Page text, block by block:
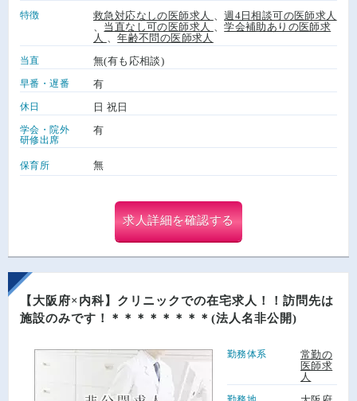
特徴 救急対応なしの医師求人 、週4日相談可の医師求人
当直なし可の医師求人 、学会補助ありの医師求
人
、年齢不問の医師求人
当直 無(有も応相談)
早番・遅番 有
休日 日 祝日
学会・院外
研修出席
有
保育所 無
求人詳細を確認する
【大阪府×内科】クリニックでの在宅求人！！訪問先は
施設のみです！＊＊＊＊＊＊＊＊(法人名非公開)
勤務体系
常勤の
医師求
人